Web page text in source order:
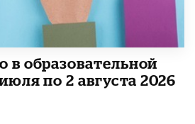
в образовательной
по 2 августа 2026